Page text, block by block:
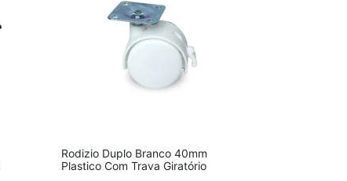
Rodizio Duplo Branco 40mm
Plastico Com Trava Giratório